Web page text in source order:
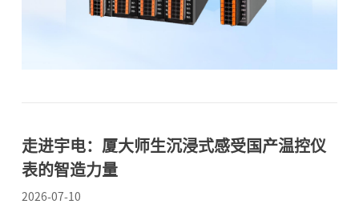
对温度曲线控制要求极为苛刻，任何微小的温度波动或
走进宇电：厦大师生沉浸式感受国产温控仪
表的智造力量
2026-07-10